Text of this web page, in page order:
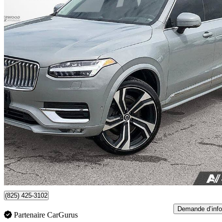
2024 Volvo XC90
B6 Ultimate Bright Theme 7-Passenger AWD39 256 km
56 507 $ Affaire
991 $/mois env.
Sherwood Park, AB
(825) 425-3102
Partenaire CarGurus
Demande d’info